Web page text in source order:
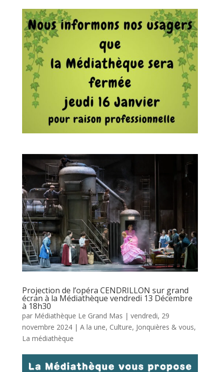
Projection de l’opéra CENDRILLON sur grand
écran à la Médiathèque vendredi 13 Décembre
à 18h30
par Médiathèque Le Grand Mas | vendredi, 29
novembre 2024| A la une, Culture, Jonquières & vous,
La médiathèque